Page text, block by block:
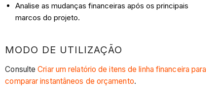
Analise as mudanças financeiras após os principais
marcos do projeto.
MODO DE UTILIZAÇÃO
ConsulteCriar um relatório de itens de linha financeira para
comparar instantâneos de orçamento.